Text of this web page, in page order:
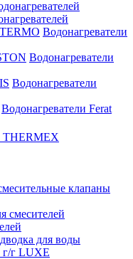
Водонагреватели
Водонагреватели
Водонагреватели
Водонагреватели Ferat
THERMEX
клапаны
смесителей
для воды
г/г LUXE